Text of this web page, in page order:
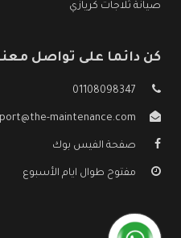
صيانة ثلاجات كريازي
كن دائما على تواصل
01108098347
maintenance.com
صفحة الفيس بوك
مفتوح طوال ايام الأسبوع